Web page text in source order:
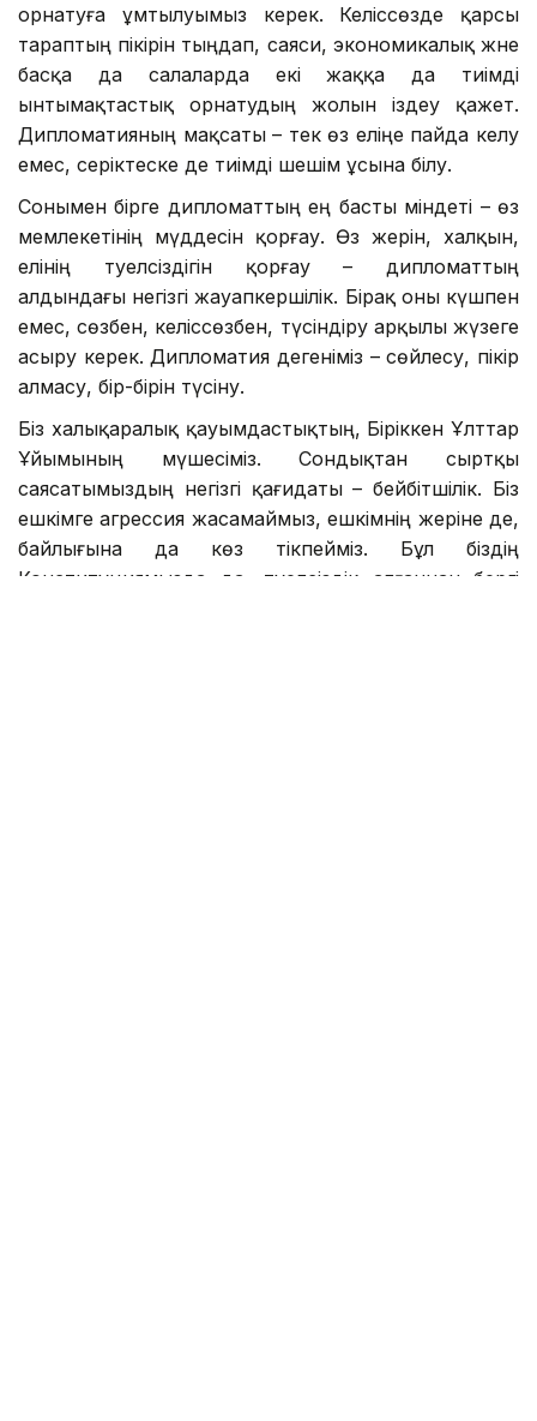
орнатуға ұмтылуымыз керек. Келіссөзде қарсы
тараптың пікірін тыңдап, саяси, экономикалық және
басқа да салаларда екі жаққа да тиімді
ынтымақтастық орнатудың жолын іздеу қажет.
Дипломатияның мақсаты – тек өз еліңе пайда әкелу
емес, серіктеске де тиімді шешім ұсына білу.
Сонымен бірге дипломаттың ең басты міндеті – өз
мемлекетінің мүддесін қорғау. Өз жерін, халқын,
елінің тәуелсіздігін қорғау – дипломаттың
алдындағы негізгі жауапкершілік. Бірақ оны күшпен
емес, сөзбен, келіссөзбен, түсіндіру арқылы жүзеге
асыру керек. Дипломатия дегеніміз – сөйлесу, пікір
алмасу, бір-бірін түсіну.
Біз халықаралық қауымдастықтың, Біріккен Ұлттар
Ұйымының мүшесіміз. Сондықтан сыртқы
саясатымыздың негізгі қағидаты – бейбітшілік. Біз
ешкімге агрессия жасамаймыз, ешкімнің жеріне де,
байлығына да көз тікпейміз. Бұл біздің
Конституциямызда да, тәуелсіздік алғаннан бергі